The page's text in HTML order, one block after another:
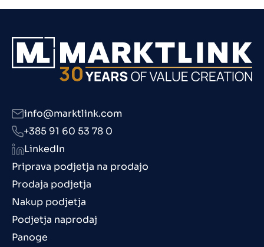
Priprava podjetja na prodajo
Prodaja podjetja
Nakup podjetja
Podjetja naprodaj
Panoge
info@marktlink.com
+385 91 60 53 78 0
LinkedIn